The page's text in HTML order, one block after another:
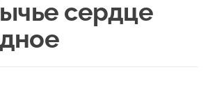
сердце